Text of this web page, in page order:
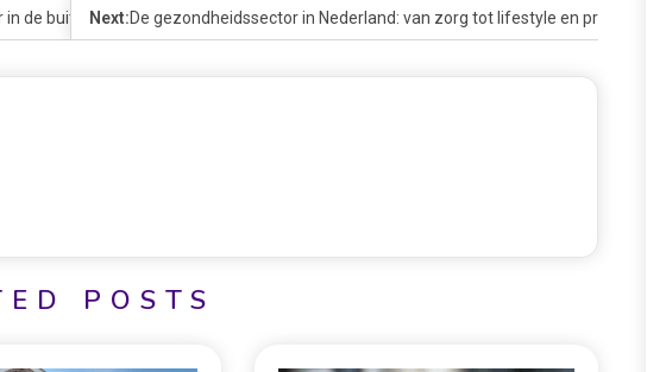
in de buitendienst
Next:De gezondheidssector in Nederland: van zorg tot lifestyle en preventie
POSTS